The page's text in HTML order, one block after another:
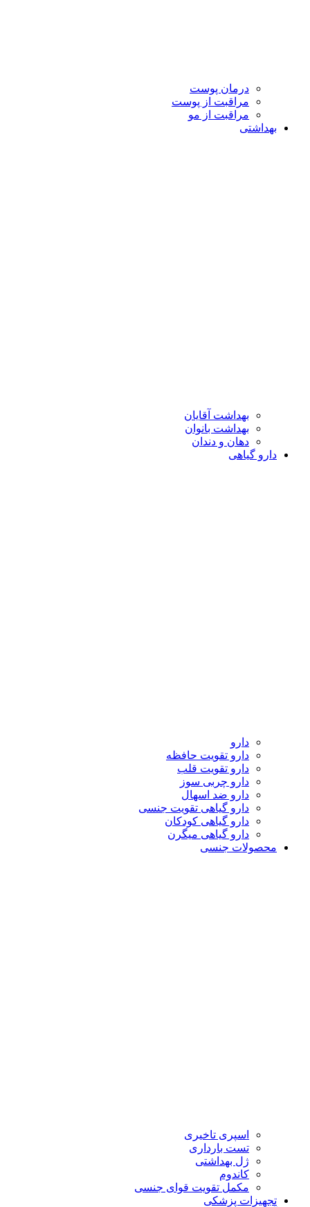
درمان پوست
مراقبت از پوست
مراقبت از مو
بهداشتی
بهداشت آقایان
بهداشت بانوان
دهان و دندان
دارو گیاهی
دارو
دارو تقویت حافظه
دارو تقویت قلب
دارو چربی سوز
دارو ضد اسهال
دارو گیاهی تقویت جنسی
دارو گیاهی کودکان
دارو گیاهی میگرن
محصولات جنسی
اسپری تاخیری
تست بارداری
ژل بهداشتی
کاندوم
مکمل تقویت قوای جنسی
تجهیزات پزشکی